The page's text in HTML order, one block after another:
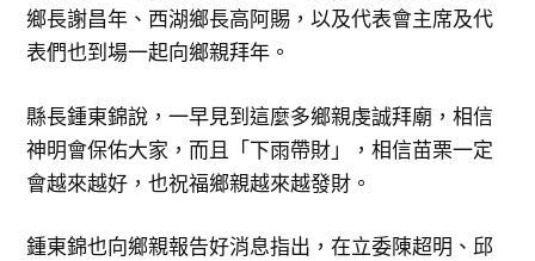
鄉長謝昌年、西湖鄉長高阿賜，以及代表會主席及代
表們也到場一起向鄉親拜年。
縣長鍾東錦說，一早見到這麼多鄉親虔誠拜廟，相信
神明會保佑大家，而且「下雨帶財」，相信苗栗一定
會越來越好，也祝福鄉親越來越發財。
鍾東錦也向鄉親報告好消息指出，在立委陳超明、邱